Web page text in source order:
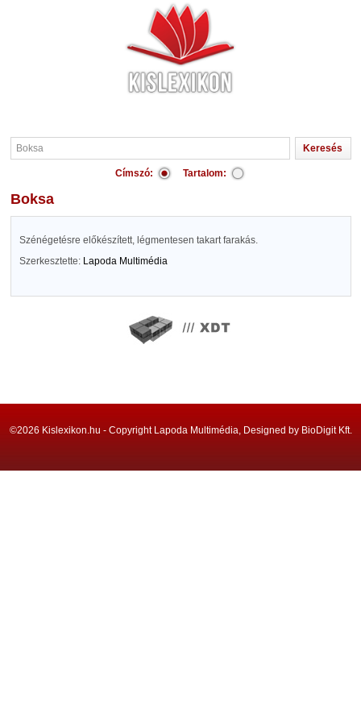
Címszó: Tartalom:
Boksa
Szénégetésre előkészített, légmentesen takart farakás.
Szerkesztette: Lapoda Multimédia
©2026 Kislexikon.hu - Copyright Lapoda Multimédia, Designed by BioDigit Kft.